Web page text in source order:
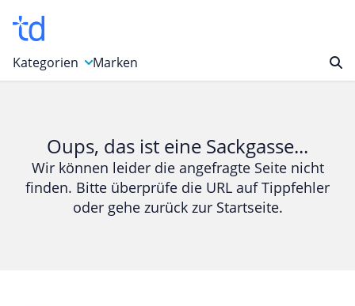
Kategorien
Bücher & Magazine
Computer & Elektronik
Entertainment & Media
Marken
Oups, das ist eine Sackgasse...
Wir können leider die angefragte Seite nicht
finden. Bitte überprüfe die URL auf Tippfehler
oder gehe zurück zur Startseite.